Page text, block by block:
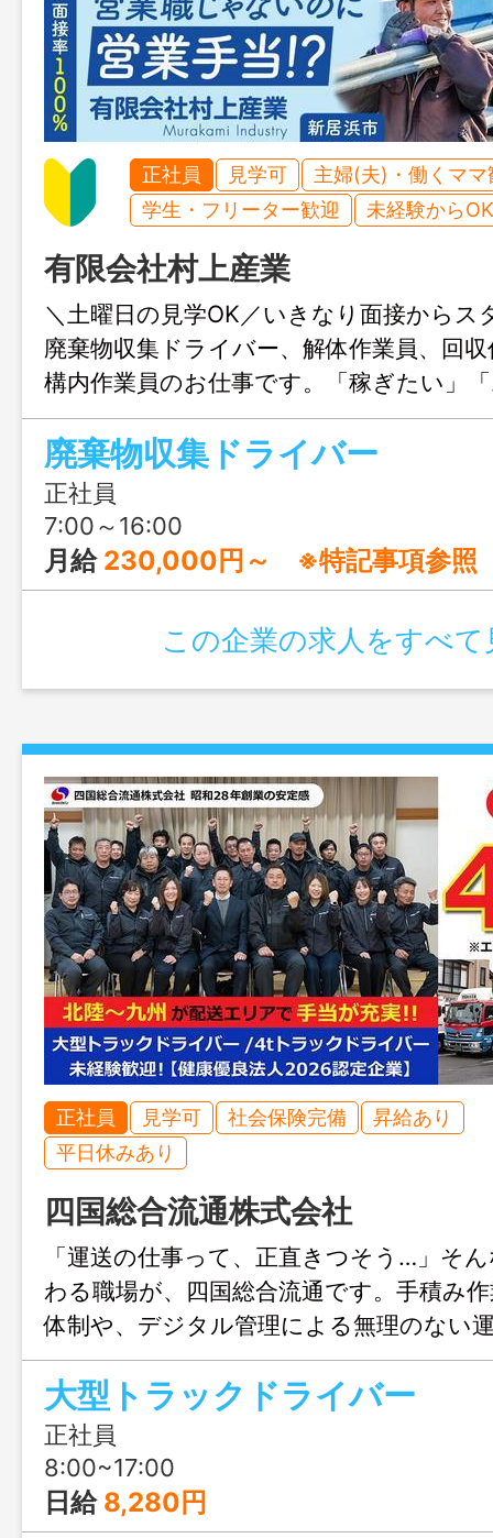
正社員 見学可
主婦(夫)・働くママ
学生・フリーター歓迎
未経験からOK
有限会社村上産業
＼土曜日の見学OK／いきなり面接からス
廃棄物収集ドライバー、解体作業員、回
構内作業員のお仕事です。「稼ぎたい」
い」その理想、村上産業で叶えましょう！
廃棄物収集ドライバー
正社員
7:00～16:00
月給 230,000円～ ※特記事項参照
この企業の求人をすべて
正社員 見学可 社会保険完備
昇給あり
平日休みあり
四国総合流通株式会社
「運送の仕事って、正直きつそう…」そ
わる職場が、四国総合流通です。手積み
体制や、デジタル管理による無理のない
担を軽減！育休の取得実績や企業型託児
で、将来を見据えて働ける環境です。初
ー職でも、安心してチャレンジできます
大型トラックドライバー
正社員
8:00~17:00
日給 8,280円